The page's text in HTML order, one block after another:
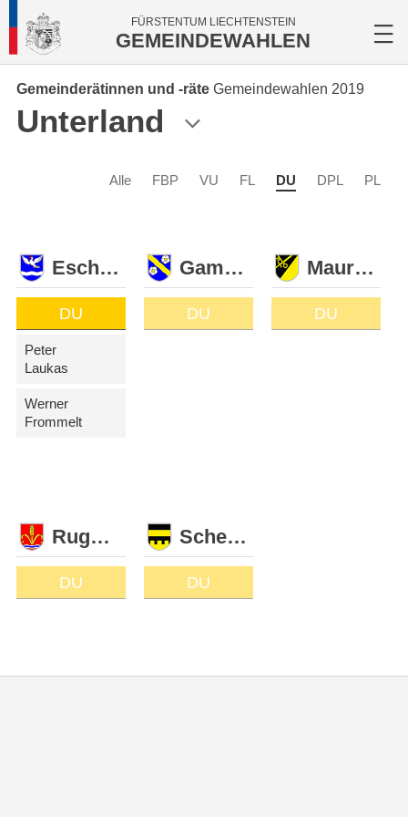
FÜRSTENTUM LIECHTENSTEIN
GEMEINDEWAHLEN
Gemeinderätinnen und -räte Gemeindewahlen 2019
Unterland
Alle FBP VU FL DU DPL PL
Eschen
DU
Peter
Laukas
Werner
Frommelt
Gamprin
DU
Mauren
DU
Ruggell
DU
Schellenberg
DU